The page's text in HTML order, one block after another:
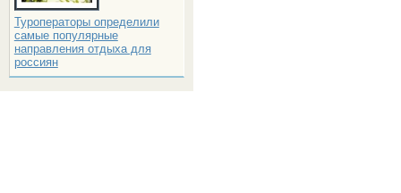
Туроператоры определили
самые популярные
направления отдыха для
россиян